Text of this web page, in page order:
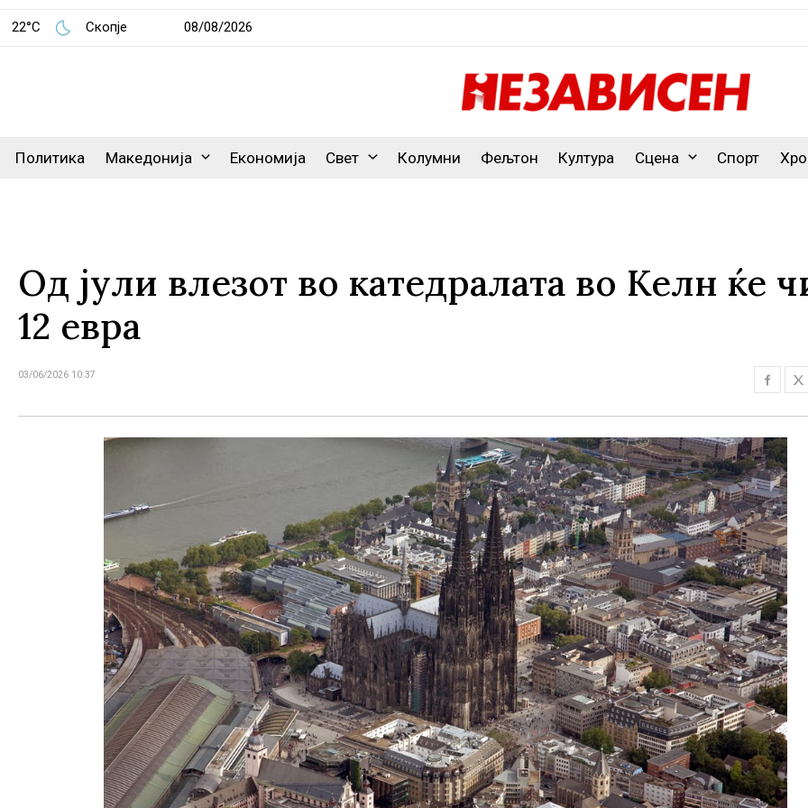
22°C Скопје 08/08/2026
Политика Македонија Економија Свет Колумни Фељтон Култура Сцена Спорт
Од јули влезот во катедралата во Келн ќе
12 евра
03/06/2026 10:37